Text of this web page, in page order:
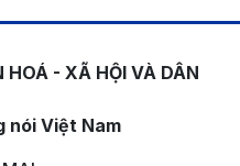
HOÁ - XÃ HỘI VÀ DÂN
nói Việt Nam